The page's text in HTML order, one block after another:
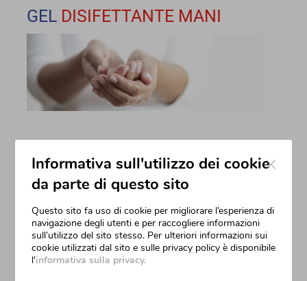
GEL DISIFETTANTE MANI
Informativa sull'utilizzo dei cookie
da parte di questo sito
Questo sito fa uso di cookie per migliorare l’esperienza di
navigazione degli utenti e per raccogliere informazioni
sull’utilizzo del sito stesso. Per ulteriori informazioni sui
cookie utilizzati dal sito e sulle privacy policy è disponibile
l'informativa sulla privacy.